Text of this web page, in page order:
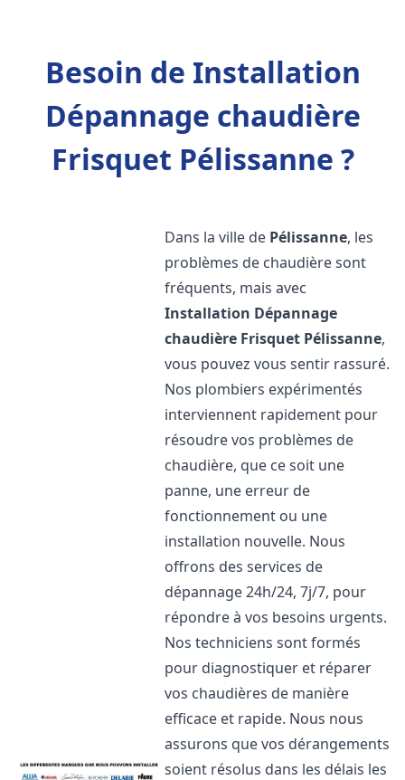
Besoin de Installation
Dépannage chaudière
Frisquet Pélissanne ?
Dans la ville de Pélissanne, les
problèmes de chaudière sont
fréquents, mais avec
Installation Dépannage
chaudière Frisquet Pélissanne,
vous pouvez vous sentir rassuré.
Nos plombiers expérimentés
interviennent rapidement pour
résoudre vos problèmes de
chaudière, que ce soit une
panne, une erreur de
fonctionnement ou une
installation nouvelle. Nous
offrons des services de
dépannage 24h/24, 7j/7, pour
répondre à vos besoins urgents.
Nos techniciens sont formés
pour diagnostiquer et réparer
vos chaudières de manière
efficace et rapide. Nous nous
assurons que vos dérangements
soient résolus dans les délais les